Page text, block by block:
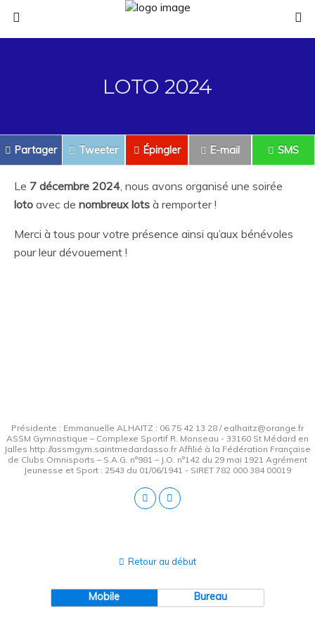
LOTO 2024
Partager Tweeter Épingler E-mail SMS
Le 7 décembre 2024, nous avons organisé une soirée
loto avec de nombreux lots à remporter !
Merci à tous pour votre présence ainsi qu’aux bénévoles
pour leur dévouement !
Présidente : Emmanuelle ALHAITZ : 06 75 42 13 28 / ealhaitz@orange.fr
ASSM Gymnastique – Complexe Sportif R. Monseau - 33160 St Médard en
Jalles http://assmgym.saintmedardasso.fr Affilié à la Fédération Française
de Clubs Omnisports – S.A.G. n°981 – J.O. n°142 du 29 mai 1921 Agrément
Jeunesse et Sport : 2543 du 01/06/1941 - SIRET 782 000 384 00019
Retour au début
Mobile Bureau